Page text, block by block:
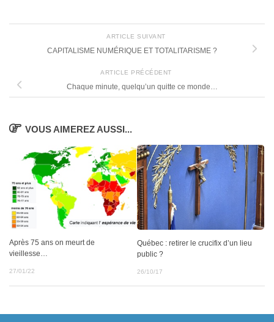
ARTICLE SUIVANT
CAPITALISME NUMÉRIQUE ET TOTALITARISME ?
ARTICLE PRÉCÉDENT
Chaque minute, quelqu’un quitte ce monde…
VOUS AIMEREZ AUSSI...
Après 75 ans on meurt de
vieillesse…
27/01/22
Québec : retirer le crucifix d’un lieu
public ?
26/10/17